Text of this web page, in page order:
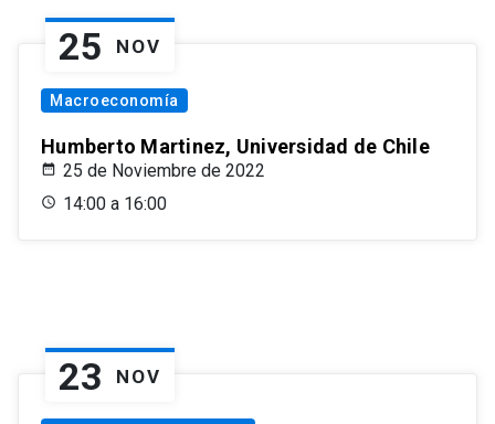
25 NOV
Macroeconomía
Humberto Martinez, Universidad de Chile
25 de Noviembre de 2022
14:00 a 16:00
23 NOV